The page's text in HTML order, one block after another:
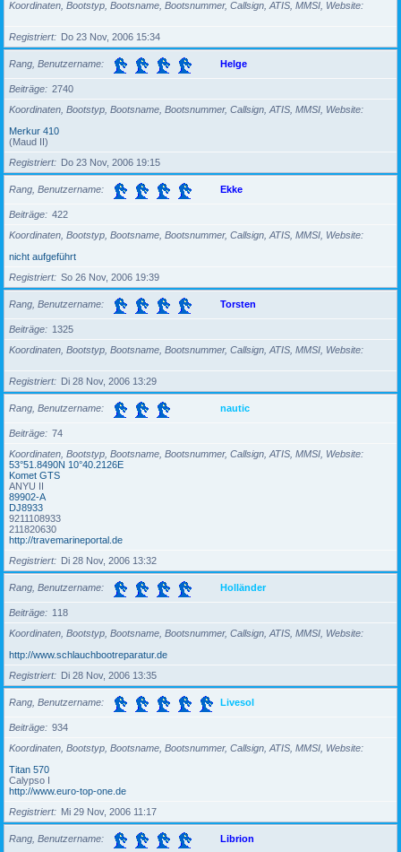
Koordinaten, Bootstyp, Bootsname, Bootsnummer, Callsign, ATIS, MMSI, Website
Registriert Do 23 Nov, 2006 15:34
Rang, Benutzername Helge
Beiträge
2740
Koordinaten, Bootstyp, Bootsname, Bootsnummer, Callsign, ATIS, MMSI, Website
Merkur 410
(Maud II)
Registriert
Do 23 Nov, 2006 19:15
Rang, Benutzername Ekke
Beiträge
422
Koordinaten, Bootstyp, Bootsname, Bootsnummer, Callsign, ATIS, MMSI, Website
nicht aufgeführt
Registriert
So 26 Nov, 2006 19:39
Rang, Benutzername Torsten
Beiträge
1325
Koordinaten, Bootstyp, Bootsname, Bootsnummer, Callsign, ATIS, MMSI, Website
Registriert Di 28 Nov, 2006 13:29
Rang, Benutzername nautic
Beiträge
74
Koordinaten, Bootstyp, Bootsname, Bootsnummer, Callsign, ATIS, MMSI, Website
53°51.8490N 10°40.2126E
Komet GTS
ANYU II
89902-A
DJ8933
9211108933
211820630
http://travemarineportal.de
Registriert
Di 28 Nov, 2006 13:32
Rang, Benutzername Holländer
Beiträge
118
Koordinaten, Bootstyp, Bootsname, Bootsnummer, Callsign, ATIS, MMSI, Website
http://www.schlauchbootreparatur.de
Registriert
Di 28 Nov, 2006 13:35
Rang, Benutzername Livesol
Beiträge
934
Koordinaten, Bootstyp, Bootsname, Bootsnummer, Callsign, ATIS, MMSI, Website
Titan 570
Calypso I
http://www.euro-top-one.de
Registriert
Mi 29 Nov, 2006 11:17
Rang, Benutzername Librion